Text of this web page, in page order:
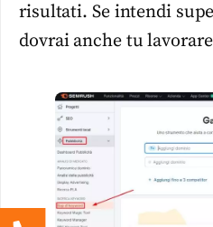
risultati. Se intendi
dovrai anche tu